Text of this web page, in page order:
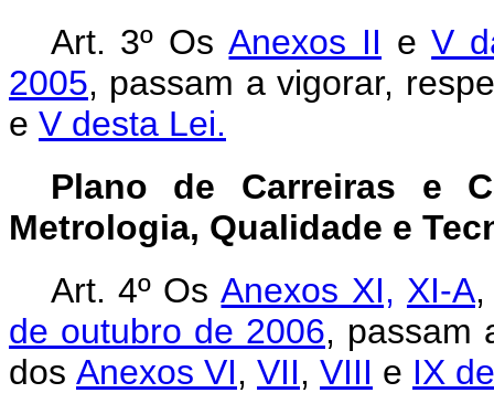
Art. 3º OsAnexos II eV
2005, passam a vigorar,
e V desta Lei.
Plano de Carreiras e
Metrologia, Qualidade e
Art. 4º OsAnexos XI, XI-A
de outubro de 2006, passam
dos Anexos VI, VII, VIII e IX